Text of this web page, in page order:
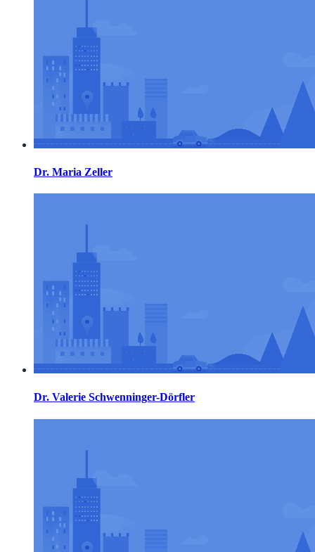
Dr. Maria Zeller
Dr. Valerie Schwenninger-Dörfler